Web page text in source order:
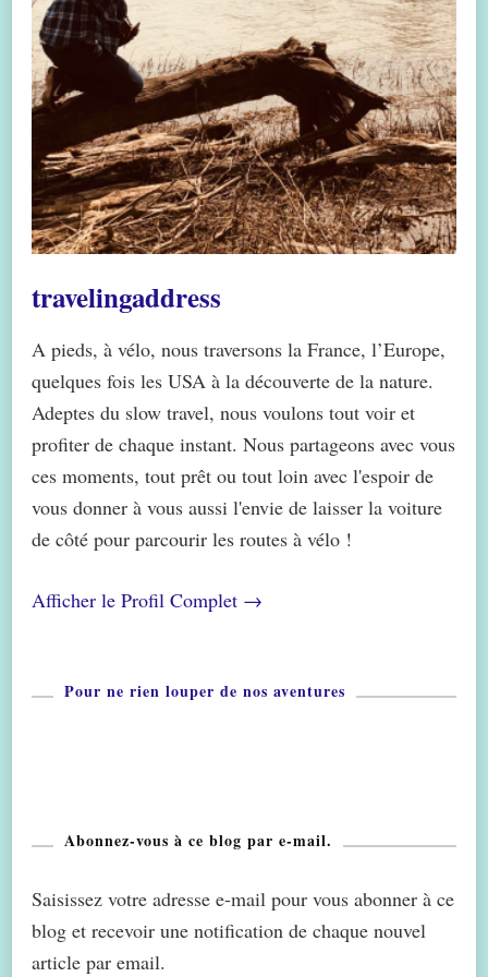
travelingaddress
A pieds, à vélo, nous traversons la France, l’Europe,
quelques fois les USA à la découverte de la nature.
Adeptes du slow travel, nous voulons tout voir et
profiter de chaque instant. Nous partageons avec vous
ces moments, tout prêt ou tout loin avec l'espoir de
vous donner à vous aussi l'envie de laisser la voiture
de côté pour parcourir les routes à vélo !
Afficher le Profil Complet →
Pour ne rien louper de nos aventures
Abonnez-vous à ce blog par e-mail.
Saisissez votre adresse e-mail pour vous abonner à ce
blog et recevoir une notification de chaque nouvel
article par email.